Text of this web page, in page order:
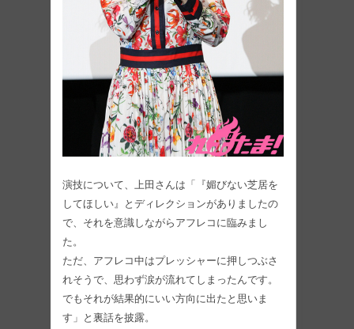
演技について、上田さんは「『媚びない芝居を
してほしい』とディレクションがありましたの
で、それを意識しながらアフレコに臨みまし
た。
ただ、アフレコ中はプレッシャーに押しつぶさ
れそうで、思わず涙が流れてしまったんです。
でもそれが結果的にいい方向に出たと思いま
す」と裏話を披露。